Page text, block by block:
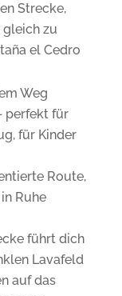
Strecke,
zu
el Cedro
Weg
perfekt für
für Kinder
Route,
Ruhe
führt dich
Lavafeld
auf das